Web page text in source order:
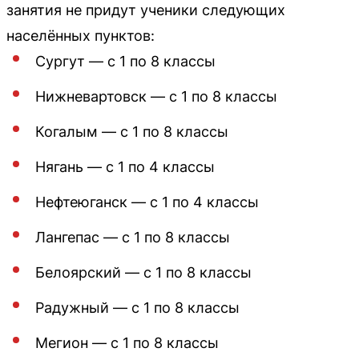
занятия не придут ученики следующих
населённых пунктов:
Сургут — с 1 по 8 классы
Нижневартовск — с 1 по 8 классы
Когалым — с 1 по 8 классы
Нягань — с 1 по 4 классы
Нефтеюганск — с 1 по 4 классы
Лангепас — с 1 по 8 классы
Белоярский — с 1 по 8 классы
Радужный — с 1 по 8 классы
Мегион — с 1 по 8 классы